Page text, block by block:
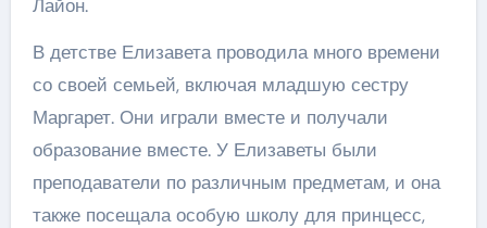
Лайон.
В детстве Елизавета проводила много времени
со своей семьей, включая младшую сестру
Маргарет. Они играли вместе и получали
образование вместе. У Елизаветы были
преподаватели по различным предметам, и она
также посещала особую школу для принцесс,